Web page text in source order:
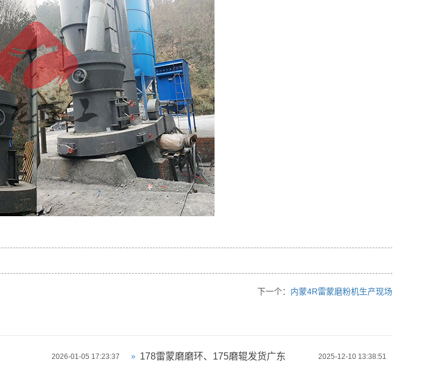
下一个： 内蒙4R雷蒙磨粉机生产现场
2026-01-05 17:23:37 2025-12-10 13:38:51
178雷蒙磨磨环、175磨辊发货广东